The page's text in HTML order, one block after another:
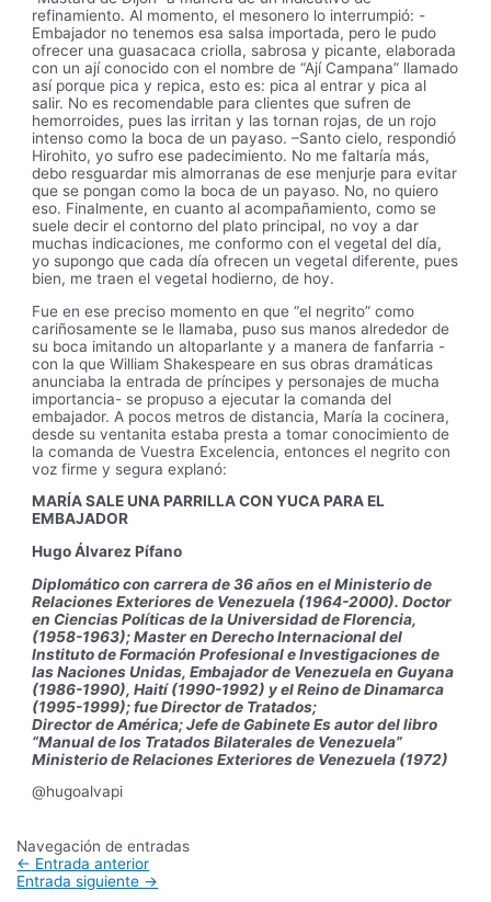
refinamiento. Al momento, el mesonero lo interrumpió: -
Embajador no tenemos esa salsa importada, pero le pudo
ofrecer una guasacaca criolla, sabrosa y picante, elaborada
con un ají conocido con el nombre de “Ají Campana” llamado
así porque pica y repica, esto es: pica al entrar y pica al
salir. No es recomendable para clientes que sufren de
hemorroides, pues las irritan y las tornan rojas, de un rojo
intenso como la boca de un payaso. –Santo cielo, respondió
Hirohito, yo sufro ese padecimiento. No me faltaría más,
debo resguardar mis almorranas de ese menjurje para evitar
que se pongan como la boca de un payaso. No, no quiero
eso. Finalmente, en cuanto al acompañamiento, como se
suele decir el contorno del plato principal, no voy a dar
muchas indicaciones, me conformo con el vegetal del día,
yo supongo que cada día ofrecen un vegetal diferente, pues
bien, me traen el vegetal hodierno, de hoy.
Fue en ese preciso momento en que “el negrito” como
cariñosamente se le llamaba, puso sus manos alrededor de
su boca imitando un altoparlante y a manera de fanfarria -
con la que William Shakespeare en sus obras dramáticas
anunciaba la entrada de príncipes y personajes de mucha
importancia- se propuso a ejecutar la comanda del
embajador. A pocos metros de distancia, María la cocinera,
desde su ventanita estaba presta a tomar conocimiento de
la comanda de Vuestra Excelencia, entonces el negrito con
voz firme y segura explanó:
MARÍA SALE UNA PARRILLA CON YUCA PARA EL
EMBAJADOR
Hugo Álvarez Pífano
Diplomático con carrera de 36 años en el Ministerio de
Relaciones Exteriores de Venezuela (1964-2000). Doctor
en Ciencias Políticas de la Universidad de Florencia,
(1958-1963); Master en Derecho Internacional del
Instituto de Formación Profesional e Investigaciones de
las Naciones Unidas, Embajador de Venezuela en Guyana
(1986-1990), Haití (1990-1992) y el Reino de Dinamarca
(1995-1999); fue Director de Tratados;
Director de América; Jefe de Gabinete Es autor del libro
“Manual de los Tratados Bilaterales de Venezuela”
Ministerio de Relaciones Exteriores de Venezuela (1972)
@hugoalvapi
Navegación de entradas
← Entrada anterior
Entrada siguiente →